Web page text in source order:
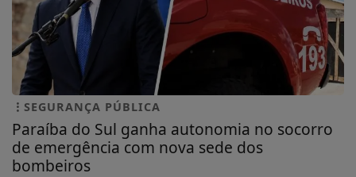
SEGURANÇA PÚBLICA
Paraíba do Sul ganha autonomia no socorro
de emergência com nova sede dos
bombeiros